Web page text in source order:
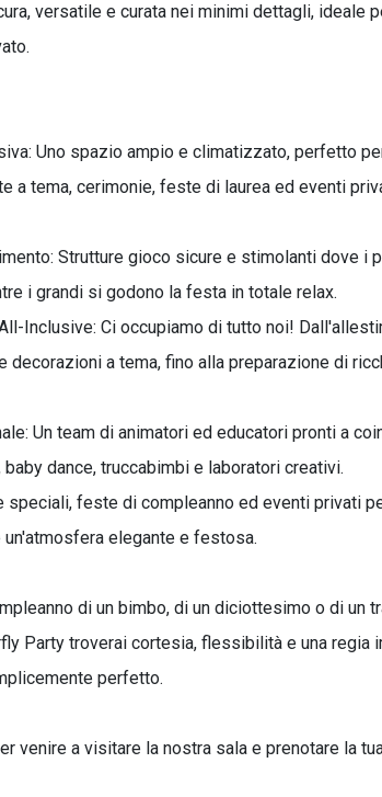
versatile e curata nei minimi dettagli, ideale
Uno spazio ampio e climatizzato, perfetto
a tema, cerimonie, feste di laurea ed eventi
Strutture gioco sicure e stimolanti dove i
i grandi si godono la festa in totale relax.
Inclusive: Ci occupiamo di tutto noi!
decorazioni a tema, fino alla preparazione di
Un team di animatori ed educatori pronti a
dance, truccabimbi e laboratori creativi.
speciali, feste di compleanno ed eventi privati
elegante e festosa.
di un bimbo, di un diciottesimo o di un
Party troverai cortesia, flessibilità e una regia
perfetto.
venire a visitare la nostra sala e prenotare la